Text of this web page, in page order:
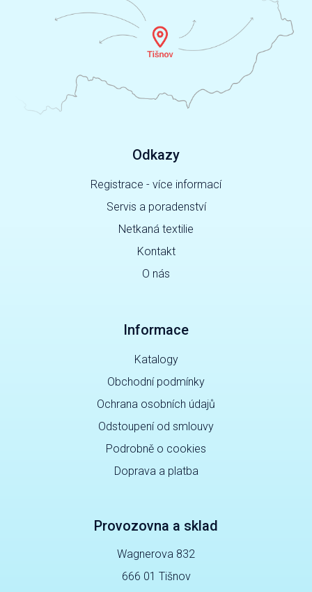
Odkazy
Registrace - více informací
Servis a poradenství
Netkaná textilie
Kontakt
O nás
Informace
Katalogy
Obchodní podmínky
Ochrana osobních údajů
Odstoupení od smlouvy
Podrobně o cookies
Doprava a platba
Provozovna a sklad
Wagnerova 832
666 01 Tišnov